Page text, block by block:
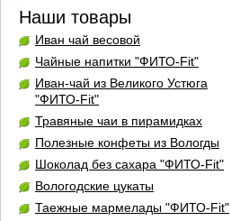
Наши товары
Иван чай весовой
Чайные напитки "ФИТО-Fit"
Иван-чай из Великого Устюга
"ФИТО-Fit"
Травяные чаи в пирамидках
Полезные конфеты из Вологды
Шоколад без сахара "ФИТО-Fit"
Вологодские цукаты
Таежные мармелады "ФИТО-Fit"